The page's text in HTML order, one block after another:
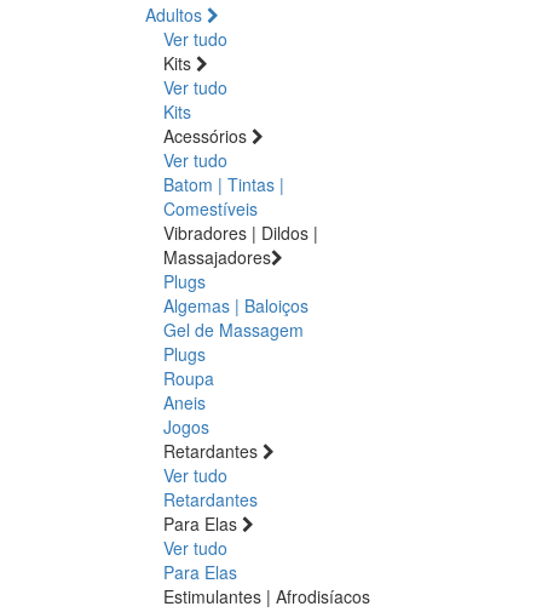
Adultos
Ver tudo
Kits
Ver tudo
Kits
Acessórios
Ver tudo
Batom | Tintas |
Comestíveis
Vibradores | Dildos |
Massajadores
Plugs
Algemas | Baloiços
Gel de Massagem
Plugs
Roupa
Aneis
Jogos
Retardantes
Ver tudo
Retardantes
Para Elas
Ver tudo
Para Elas
Estimulantes | Afrodisíacos